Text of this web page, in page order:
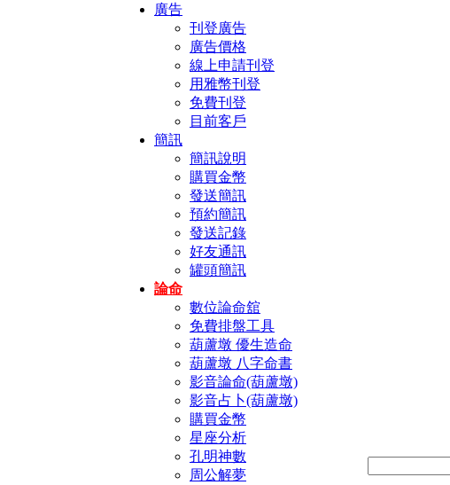
廣告
刊登廣告
廣告價格
線上申請刊登
用雅幣刊登
免費刊登
目前客戶
簡訊
簡訊說明
購買金幣
發送簡訊
預約簡訊
發送記錄
好友通訊
罐頭簡訊
論命
數位論命舘
免費排盤工具
葫蘆墩 優生造命
葫蘆墩 八字命書
影音論命(葫蘆墩)
影音占卜(葫蘆墩)
購買金幣
星座分析
孔明神數
周公解夢